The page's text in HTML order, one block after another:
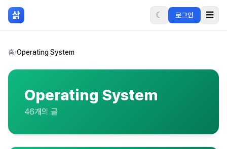
본문 바로가기
삵 ☾ 로그인 ☰
홈/Operating System
Operating System
46개의 글